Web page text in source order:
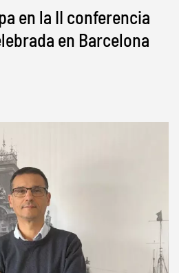
en la II conferencia
en Barcelona